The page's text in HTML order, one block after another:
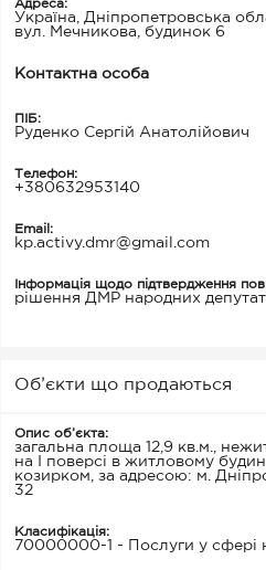
Адреса:
Україна, Дніпропетровська
вул. Мечникова, будинок 6
Контактна особа
ПІБ:
Руденко Сергій Анатолійович
Телефон:
+380632953140
Email:
kp.activy.dmr@gmail.com
Інформація щодо підтвердження
рішення ДМР народних
Об’єкти що продаються
Опис об’єкта:
загальна площа 12,9 кв.м.,
на І поверсі в житловому
козирком, за адресою: м.
32
Класифікація:
70000000-1 - Послуги у сфері